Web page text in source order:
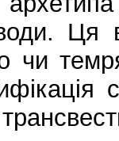
Ця
чи